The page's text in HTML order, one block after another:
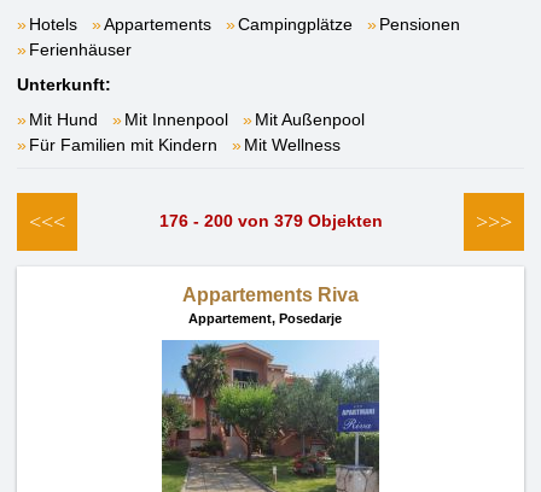
Hotels
Appartements Campingplätze
Pensionen
Ferienhäuser
Unterkunft:
Mit Hund
Mit Innenpool
Mit Außenpool
Für Familien mit Kindern
Mit Wellness
<<< 176 - 200 von 379 Objekten >>>
Appartements Riva
Appartement, Posedarje